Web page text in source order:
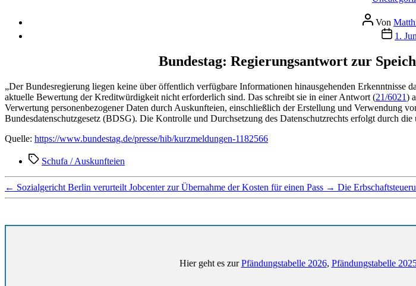
Beitragsautor
Von
1.
Bundestag: Regierungsantwort zur
„Der Bundesregierung liegen keine über öffentlich verfügbare Informationen hinausgehenden Erkenntnisse
aktuelle Bewertung der Kreditwürdigkeit nicht erforderlich sind. Das schreibt sie in einer Antwort (21/6021)
Verwertung personenbezogener Daten durch Auskunfteien, einschließlich der Erstellung und Verwendung
Bundesdatenschutzgesetz (BDSG). Die Kontrolle und Durchsetzung des Datenschutzrechts erfolgt durch
Quelle: https://www.bundestag.de/presse/hib/kurzmeldungen-1182566
Schlagwörter
Schufa / Auskunfteien
← Sozialgericht Berlin verurteilt Jobcenter zur Übernahme der Kosten für einen Pass → Die
Hier geht es zurPfändungstabelle 2026, Pfändungstabelle